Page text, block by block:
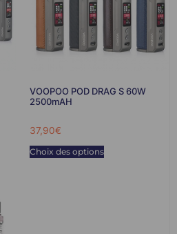
VOOPOO POD DRAG S 60W
2500mAH
37,90€
Choix des options